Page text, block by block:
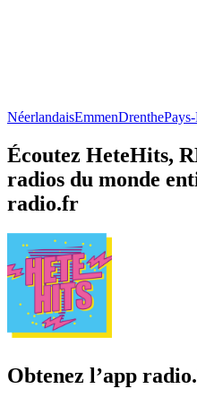
NéerlandaisEmmenDrenthe
Écoutez HeteHits,
radios du monde
radio.fr
Obtenez l’app